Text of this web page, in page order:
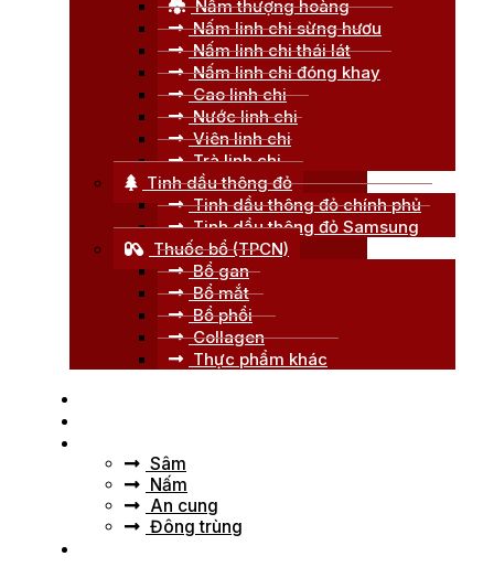
Nấm thượng hoàng
Nấm linh chi sừng hươu
Nấm linh chi thái lát
Nấm linh chi đóng khay
Cao linh chi
Nước linh chi
Viên linh chi
Trà linh chi
Tinh dầu thông đỏ
Tinh dầu thông đỏ chính phủ
Tinh dầu thông đỏ Samsung
Thuốc bổ (TPCN)
Bổ gan
Bổ mắt
Bổ phổi
Collagen
Thực phẩm khác
Sâm
Nấm
An cung
Đông trùng